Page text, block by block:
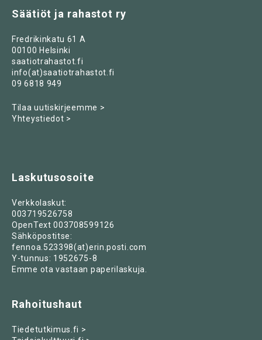
Säätiöt ja rahastot ry
Fredrikinkatu 61 A
00100 Helsinki
saatiotrahastot.fi
info(at)saatiotrahastot.fi
09 6818 949
Tilaa uutiskirjeemme >
Yhteystiedot >
Laskutusosoite
Verkkolaskut:
003719526758
OpenText 003708599126
Sähköpostitse:
fennoa.523398(at)erin.posti.com
Y-tunnus: 1952675-8
Emme ota vastaan paperilaskuja.
Rahoitushaut
Tiedetutkimus.fi >